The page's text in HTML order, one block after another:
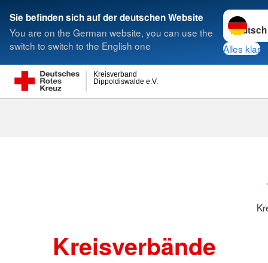
Sie befinden sich auf der deutschen Website
You are on the German website, you can use the
switch to switch to the English one
Sprache
Alles klar
Dippoldiswalde e.V.
Kreisverband
Suche
Kreisverbände